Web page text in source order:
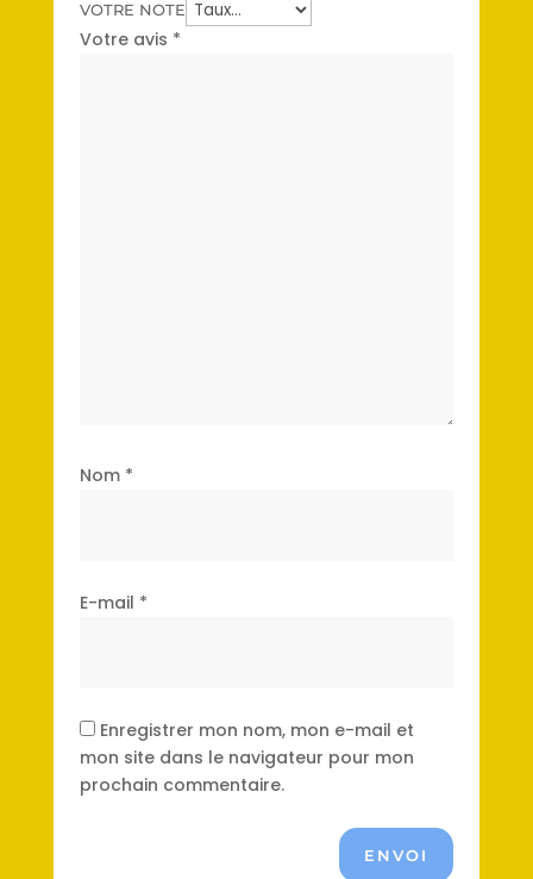
VOTRE NOTE
Votre avis *
Nom *
E-mail *
Enregistrer mon nom, mon e-mail et
mon site dans le navigateur pour mon
prochain commentaire.
ENVOI